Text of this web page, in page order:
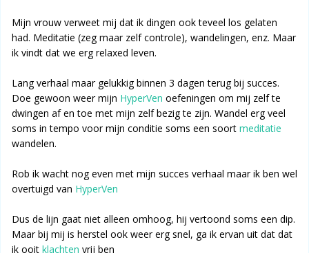
Mijn vrouw verweet mij dat ik dingen ook teveel los gelaten
had. Meditatie (zeg maar zelf controle), wandelingen, enz. Maar
ik vindt dat we erg relaxed leven.
Lang verhaal maar gelukkig binnen 3 dagen terug bij succes.
Doe gewoon weer mijn HyperVen oefeningen om mij zelf te
dwingen af en toe met mijn zelf bezig te zijn. Wandel erg veel
soms in tempo voor mijn conditie soms een soort meditatie
wandelen.
Rob ik wacht nog even met mijn succes verhaal maar ik ben wel
overtuigd van HyperVen
Dus de lijn gaat niet alleen omhoog, hij vertoond soms een dip.
Maar bij mij is herstel ook weer erg snel, ga ik ervan uit dat dat
ik ooit klachten vrij ben